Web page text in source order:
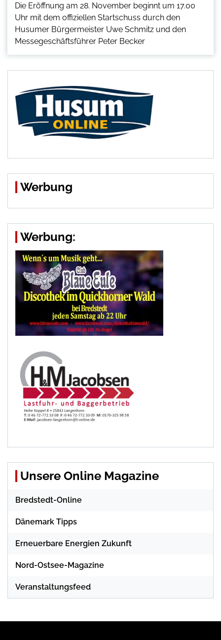
Die Eröffnung am 28. November beginnt um 17.00
Uhr mit dem offiziellen Startschuss durch den
Husumer Bürgermeister Uwe Schmitz und den
Messegeschäftsführer Peter Becker
Werbung
Werbung:
Unsere Online Magazine
Bredstedt-Online
Dänemark Tipps
Erneuerbare Energien Zukunft
Nord-Ostsee-Magazine
Veranstaltungsfeed